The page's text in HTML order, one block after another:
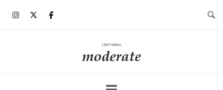
ホ
ー